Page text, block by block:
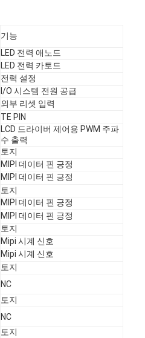
기능
LED 전력 애노드
LED 전력 카토드
전력 설정
I/O 시스템 전원 공급
외부 리셋 입력
TE PIN
LCD 드라이버 제어용 PWM 주파
수 출력
토지
MIPI 데이터 핀 긍정
MIPI 데이터 핀 긍정
토지
MIPI 데이터 핀 긍정
MIPI 데이터 핀 긍정
토지
Mipi 시계 신호
Mipi 시계 신호
토지
NC
토지
NC
토지